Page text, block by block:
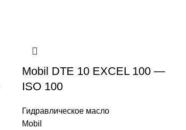
Mobil DTE 10 EXCEL 100 —
ISO 100
Гидравлическое масло
Mobil